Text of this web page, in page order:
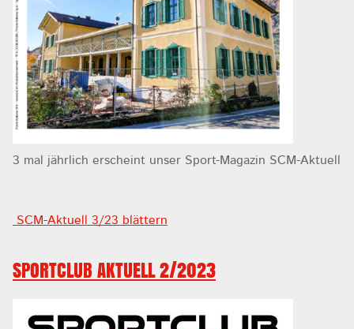
3 mal jährlich erscheint unser Sport-Magazin SCM-Aktuell
SCM-Aktuell 3/23 blättern
SPORTCLUB AKTUELL 2/2023